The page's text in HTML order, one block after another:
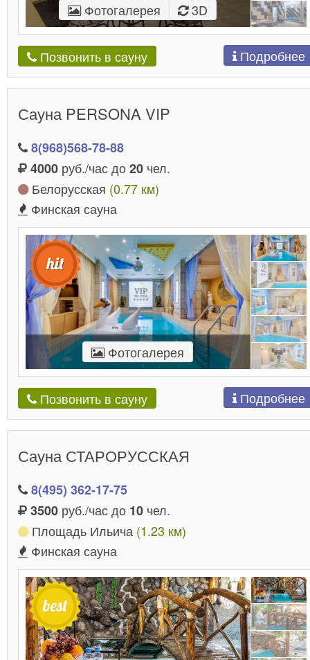
Фотогалерея 3D
Позвонить в сауну Подробнее
Сауна PERSONA VIP
8(968)568-78-88
4000 руб./час до20 чел.
Белорусская (0.77 км)
Финская сауна
Фотогалерея
Позвонить в сауну Подробнее
Сауна СТАРОРУССКАЯ
8(495) 362-17-75
3500 руб./час до 10 чел.
Площадь Ильича (1.23 км)
Финская сауна